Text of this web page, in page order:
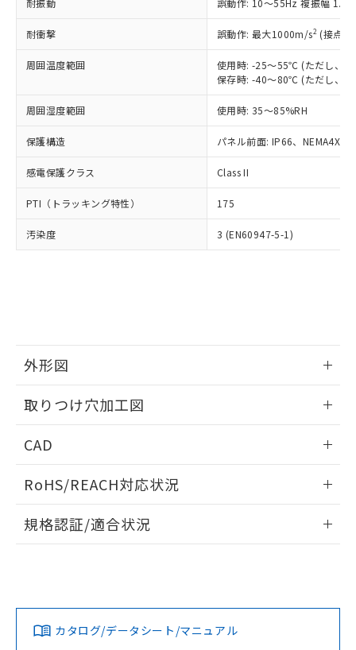
耐振動 誤動作: 10～55Hz 複振幅
耐衝撃 誤動作: 最大1000m/s2 (接点
周囲温度範囲
使用時: -25～55℃ (ただし、氷
保存時: -40～80℃ (ただし、氷
周囲湿度範囲 使用時: 35～85%RH
保護構造 パネル前面: IP66、NEMA4X,
感電保護クラス Class II
PTI（トラッキング特性） 175
汚染度 3 (EN60947-5-1)
外形図
取りつけ穴加工図
CAD
ドすることができます。
ログイン/会員登録
ダウンロードデータをご利用いただく前に、以下を必ずお読
みください。
ソフトウェアの使用条件
RoHS/REACH対応状況
EU RoHS 注意事項・凡例
対応済み
規格認証/適合状況
カタログ/データシート/マニュアル
正式な納期状況および標準価格はお客
様のお取引先、またはお客様担当のオ
ムロン制御機器販売店・当社販売員に
オムロン制御機器販売店や当社販売拠
販売ネットワーク
」をご確認
在庫状況および標準価格結果を当社の
事前の承諾なく第三者に漏洩または開
示しないようお願いします。
マイパーツ機能（部品リスト作成サー
ビス）をご利用いただくには、I-Web
メンバーズにご登録されている必要が
お客様が当ウェブサイト上で当社にご
指します。
但し、RoHS指令で産業用監視および制御機器に対する
適用除外項目は除く。
フタル酸エステル類の４物質については閾値を超える意
図的な使用がないことを確認しています。
部品在庫の切り替え状況などにより、予定
月が前後することがあります。
※3 非含有証明書ダウンロード
51物質の非含有証明書（当社基準）
※本証明書は発行日時点で非含有を証明す
るもので、過去に遡って非含有を証明する
ものではありません。
また、RoHS指令のフタル酸エステル類４
欄に対応日を記載しておりました。
既に当社にて対応品への在庫切替を完了
していることから、特段のことがない限
り、2022年1月12日より割愛しておりま
す。
DBP(フタル酸ジブチル) : 1000ppm、 DIBP(フタル酸ジ
イソブチル) : 1000ppm、 BBP(フタル酸ブチルベンジ
DEHP(フタル酸ビス(2-エチルヘキシル)) : 1000ppm
準値以下であることを示します。
「10」：通常の使用状況下において有害物
質が外部に漏えいし、環境に深刻な影響を
及ぼさない年数を意味します。
「－」：未確認です。当社販売部門へお問
全に破砕するなど、違法に輸出されな
いよう必要な手段を講じます。
当社は貴社製品を、核兵器、ミサイ
ル、化学兵器、生物兵器またはその他
武器並びにこれらの製造装置等に一切
当社は、貴社製品を第三者に販売する
場合は、上記1、2および3の内容を当
該第三者に通知します。また当社は、
販売先および販売に係わる関係者が違
法に輸出するおそれがある場合は、取
り引きをいたしません。
一定数には満たないが在庫あり
－
在庫なし(最新の在庫状況につ
いては、お客様のお取引先、ま
たはお客様担当のオムロン制御
機器販売店・当社販売員にご確
空
受注生産機種、また在庫状況の
情報を公開していない機種